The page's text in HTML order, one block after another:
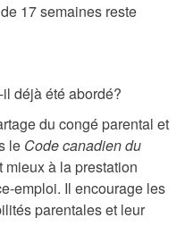
17 semaines reste
déjà été abordé?
du congé parental et
le Code canadien du
mieux à la prestation
emploi. Il encourage les
parentales et leur